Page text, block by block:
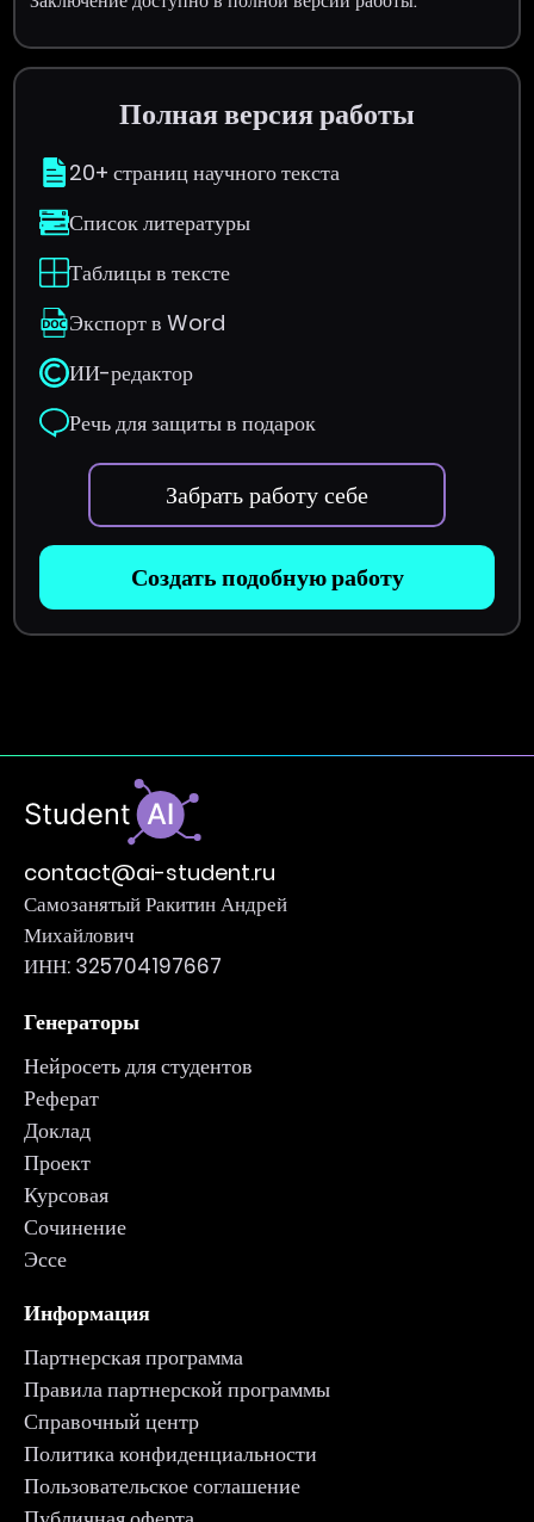
Полная версия работы
20+ страниц научного текста
Список литературы
Таблицы в тексте
Экспорт в Word
ИИ-редактор
Речь для защиты в подарок
Забрать работу себе
Создать подобную работу
contact@ai-student.ru
Самозанятый Ракитин Андрей
Михайлович
ИНН: 325704197667
Генераторы
Нейросеть для студентов
Реферат
Доклад
Проект
Курсовая
Сочинение
Эссе
Информация
Партнерская программа
Правила партнерской программы
Справочный центр
Политика конфиденциальности
Пользовательское соглашение